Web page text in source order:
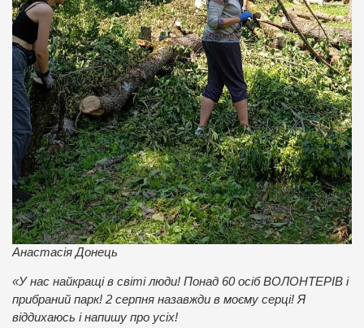
Анастасія Донець
«У нас найкращі в світі люди! Понад 60 осіб ВОЛОНТЕРІВ і
прибраний парк! 2 серпня назавжди в моєму серці! Я
віддихаюсь і напишу про усіх!